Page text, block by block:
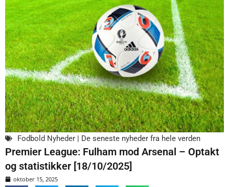
Fodbold Nyheder | De seneste nyheder fra hele verden
Premier League: Fulham mod Arsenal – Optakt
og statistikker [18/10/2025]
oktober 15, 2025